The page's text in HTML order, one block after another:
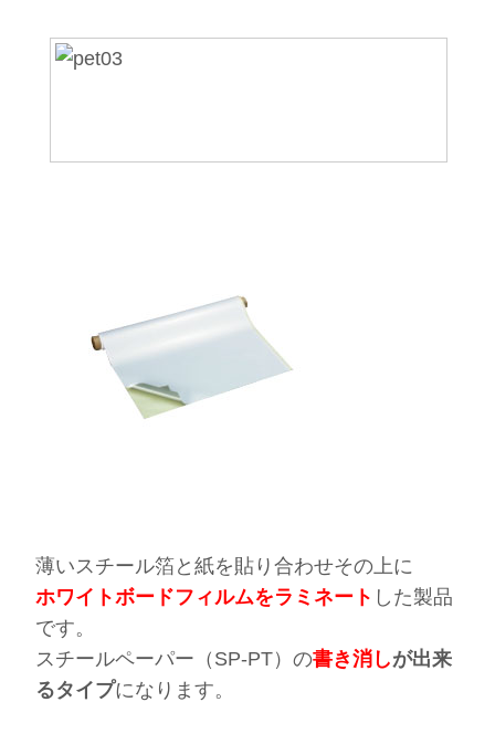
薄いスチール箔と紙を貼り合わせその上に
ホワイトボードフィルムをラミネート した製品
です。
スチールペーパー（SP-PT）の書き消しが出来
るタイプになります。